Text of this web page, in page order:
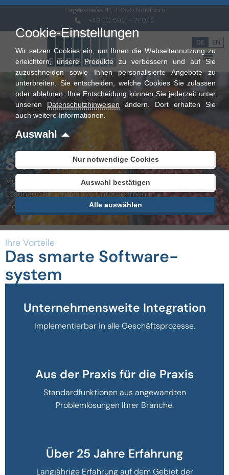
Hagenstraße 41, 48529 Nordhorn
+49 (0) 5921 - 711040
DE EN
STEPBASIC
Multifunktionale Warenwirtschaft & ERP-
Lösungen für innovative Unternehmen in
Industrie und Handel.
Ihre Vorteile
Das smarte Software­
system
Unternehmensweite Integration
Implementierbar in alle Geschäftsprozesse.
Aus der Praxis für die Praxis
Standardfunktionen aus angewandten
Problemlösungen Ihrer Branche.
Über 25 Jahre Erfahrung
Langjährige Erfahrung auf dem Gebiet der
Cookie-Einstellungen
Wir setzen Cookies ein, um Ihnen die Webseitennutzung zu
erleichtern, unsere Produkte zu verbessern und auf Sie
zuzuschneiden sowie Ihnen personalisierte Angebote zu
unterbreiten. Sie entscheiden, welche Cookies Sie zulassen
oder ablehnen. Ihre Entscheidung können Sie jederzeit unter
unseren Datenschutzhinweisen ändern. Dort erhalten Sie
auch weitere Informationen.
Auswahl
Nur notwendige Cookies
Auswahl bestätigen
Alle auswählen